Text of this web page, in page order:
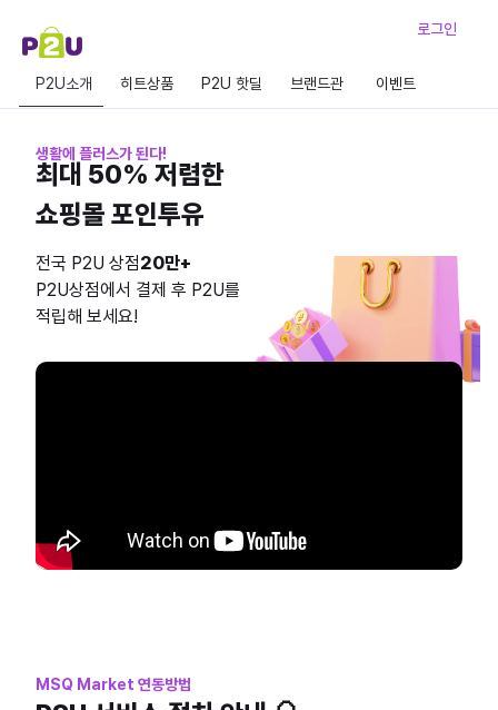
로그인
P2U소개 히트상품 P2U 핫딜 브랜드관 이벤트